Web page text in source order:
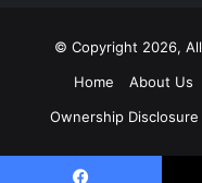
© Copyright 2026,
Home
About Us
Ownership Disclosure